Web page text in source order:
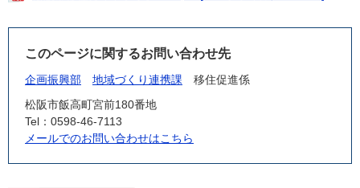
このページに関するお問い合わせ先
企画振興部 地域づくり連携課
移住促進係
松阪市飯高町宮前180番地
Tel：0598-46-7113
メールでのお問い合わせはこちら